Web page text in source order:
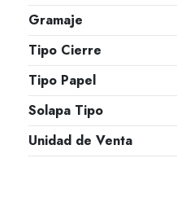
Gramaje
Tipo Cierre
Tipo Papel
Solapa Tipo
Unidad de Venta